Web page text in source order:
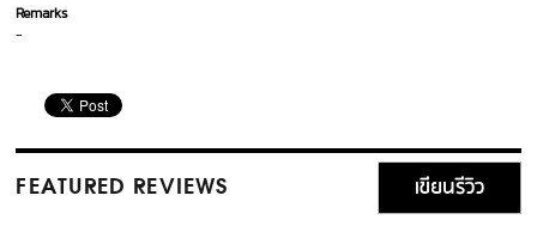
Remarks
-
FEATURED REVIEWS เขียนรีวิว